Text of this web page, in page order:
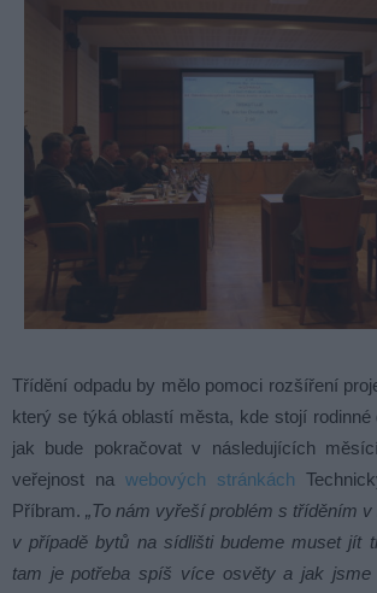
Třídění odpadu by mělo pomoci rozšíření
který se týká oblastí města, kde stojí rodinné
jak bude pokračovat v následujících
veřejnost na webových stránkách
Příbram. „To nám vyřeší problém s tříděním
v případě bytů na sídlišti budeme muset jít
tam je potřeba spíš více osvěty a jak jsme